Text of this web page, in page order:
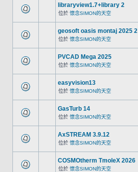
libraryview1.7+library 2
位於 懷念SIMON的天空
geosoft oasis montaj 2025 2
位於 懷念SIMON的天空
PVCAD Mega 2025
位於 懷念SIMON的天空
easyvision13
位於 懷念SIMON的天空
GasTurb 14
位於 懷念SIMON的天空
AxSTREAM 3.9.12
位於 懷念SIMON的天空
COSMOtherm TmoleX 2026
位於 懷念SIMON的天空